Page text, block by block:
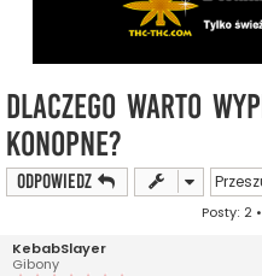
Dlaczego warto
konopne?
ODPOWIEDZ
Posty: 2
KebabSlayer
Gibony